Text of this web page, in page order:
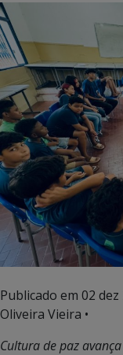
Publicado em 02 dez
Oliveira Vieira •
Cultura de paz